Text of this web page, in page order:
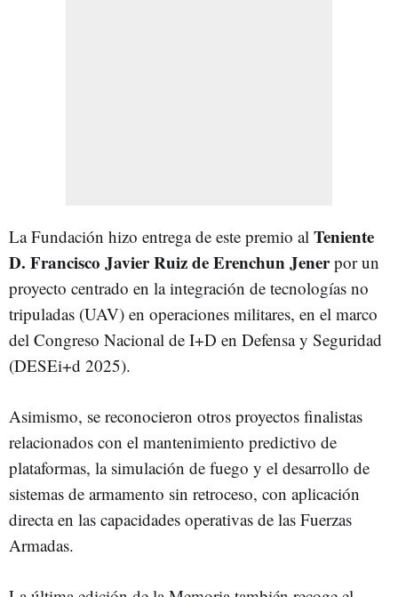
La Fundación hizo entrega de este premio al Teniente
D. Francisco Javier Ruiz de Erenchun Jenerpor un
proyecto centrado en la integración de tecnologías no
tripuladas (UAV) en operaciones militares, en el marco
del Congreso Nacional de I+D en Defensa y Seguridad
(DESEi+d 2025).
Asimismo, se reconocieron otros proyectos finalistas
relacionados con el mantenimiento predictivo de
plataformas, la simulación de fuego y el desarrollo de
sistemas de armamento sin retroceso, con aplicación
directa en las capacidades operativas de las Fuerzas
Armadas.